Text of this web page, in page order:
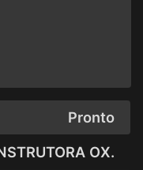
Pronto
OX.